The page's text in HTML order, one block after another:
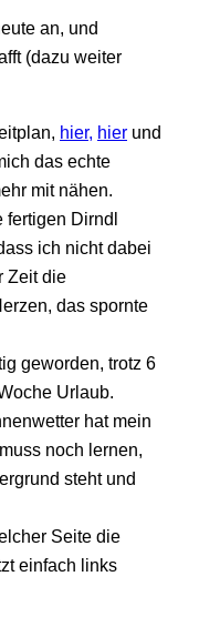
an, und
(dazu weiter
hier, hier und
das echte
mit nähen.
fertigen Dirndl
ich nicht dabei
Zeit die
das spornte
geworden, trotz 6
Urlaub.
hat mein
noch lernen,
steht und
Seite die
einfach links